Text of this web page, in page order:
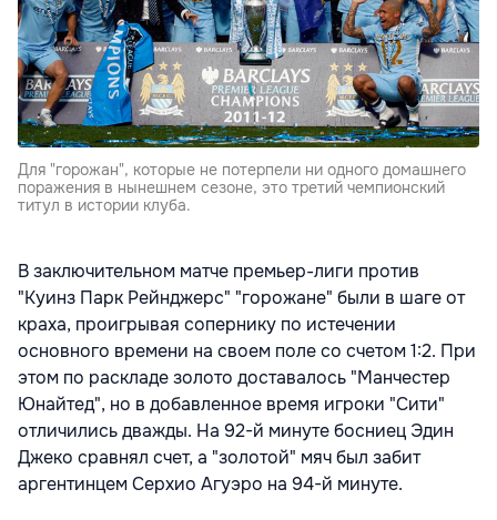
Для "горожан", которые не потерпели ни одного домашнего
поражения в нынешнем сезоне, это третий чемпионский
титул в истории клуба.
В заключительном матче премьер-лиги против
"Куинз Парк Рейнджерс" "горожане" были в шаге от
краха, проигрывая сопернику по истечении
основного времени на своем поле со счетом 1:2. При
этом по раскладе золото доставалось "Манчестер
Юнайтед", но в добавленное время игроки "Сити"
отличились дважды. На 92-й минуте босниец Эдин
Джеко сравнял счет, а "золотой" мяч был забит
аргентинцем Серхио Агуэро на 94-й минуте.